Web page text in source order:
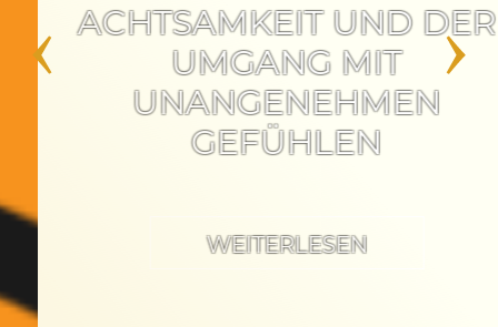
ACHTSAMKEIT UND DER
UMGANG MIT
UNANGENEHMEN
GEFÜHLEN
WEITERLESEN
‹ ›